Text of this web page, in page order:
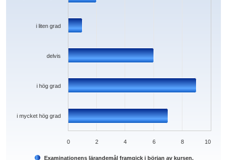
Examinationens lärandemål framgick i början av kursen.
i mycket hög grad
i hög grad
delvis
i liten grad
0 2 4 6 8 10